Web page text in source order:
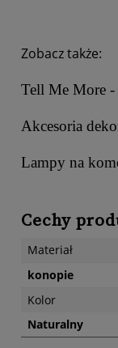
Zobacz także:
Tell Me More -
Akcesoria
Lampy na
Cechy
Materiał
konopie
Kolor
Naturalny